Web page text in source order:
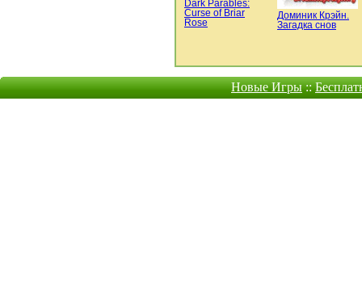
Dark Parables:
Curse of Briar
Rose
Доминик Крэйн.
Загадка снов
Новые Игры::